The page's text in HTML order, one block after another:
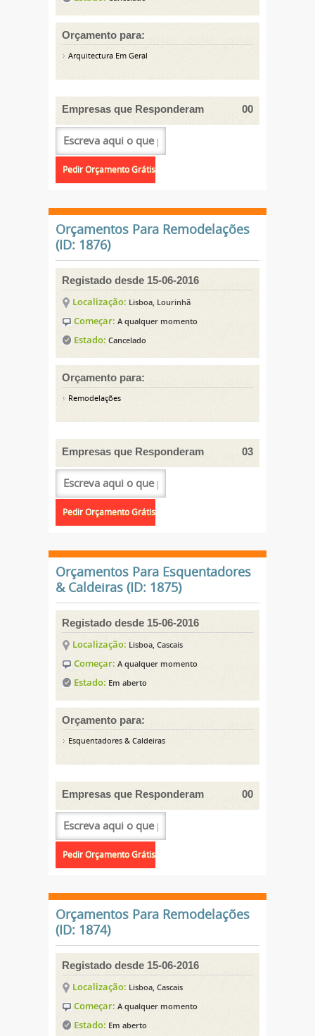
Orçamento para:
Arquitectura Em Geral
Empresas que Responderam 00
Orçamentos Para Remodelações
(ID: 1876)
Registado desde 15-06-2016
Localização: Lisboa, Lourinhã
Começar: A qualquer momento
Estado: Cancelado
Orçamento para:
Remodelações
Empresas que Responderam 03
Orçamentos Para Esquentadores
& Caldeiras (ID: 1875)
Registado desde 15-06-2016
Localização: Lisboa, Cascais
Começar: A qualquer momento
Estado: Em aberto
Orçamento para:
Esquentadores & Caldeiras
Empresas que Responderam 00
Orçamentos Para Remodelações
(ID: 1874)
Registado desde 15-06-2016
Localização: Lisboa, Cascais
Começar: A qualquer momento
Estado: Em aberto